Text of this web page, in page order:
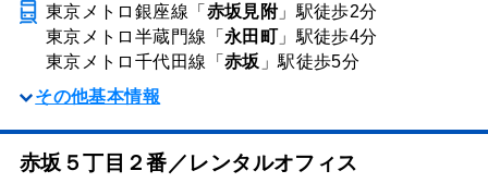
東京メトロ銀座線「 赤坂見附 」駅徒歩2分
東京メトロ半蔵門線「 永田町 」駅徒歩4分
東京メトロ千代田線「 赤坂 」駅徒歩5分
その他基本情報
赤坂５丁目２番／レンタルオフィス